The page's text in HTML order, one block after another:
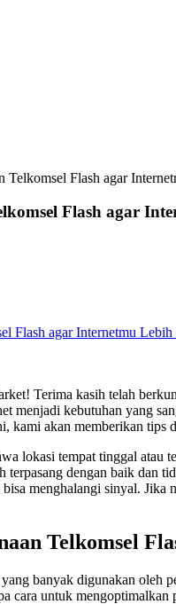
Telkomsel Flash agar
Flash agar
Flash agar Internetmu
Terima kasih telah
menjadi kebutuhan yang
akan memberikan tips
lokasi tempat tinggal
dengan baik dan
menghalangi sinyal.
Telkomsel
banyak digunakan oleh
cara untuk